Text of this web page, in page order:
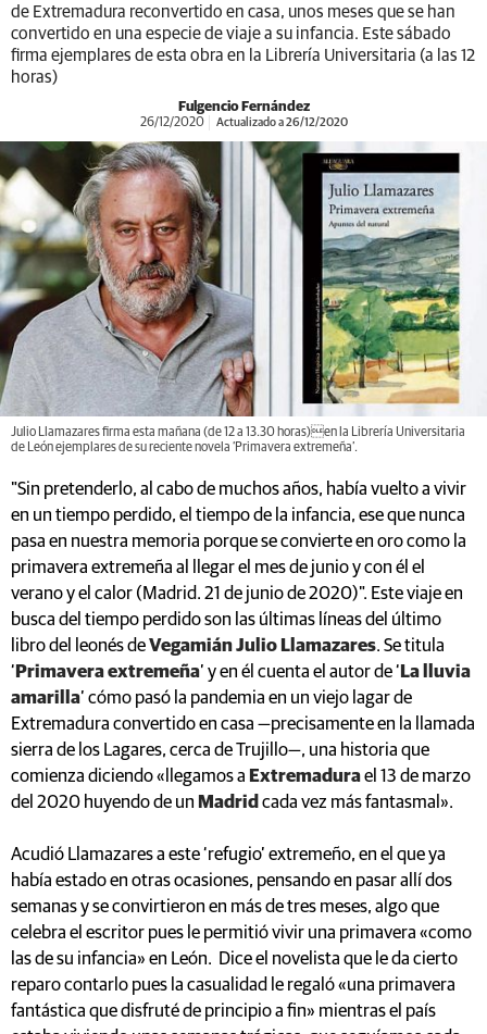
de Extremadura reconvertido en casa, unos meses que se han
convertido en una especie de viaje a su infancia. Este sábado
firma ejemplares de esta obra en la Librería Universitaria (a las 12
horas)
Fulgencio Fernández
26/12/2020 Actualizado a 26/12/2020
Julio Llamazares firma esta mañana (de 12 a 13.30 horas)en la Librería Universitaria
de León ejemplares de su reciente novela ‘Primavera extremeña’.
"Sin pretenderlo, al cabo de muchos años, había vuelto a vivir
en un tiempo perdido, el tiempo de la infancia, ese que nunca
pasa en nuestra memoria porque se convierte en oro como la
primavera extremeña al llegar el mes de junio y con él el
verano y el calor (Madrid. 21 de junio de 2020)". Este viaje en
busca del tiempo perdido son las últimas líneas del último
libro del leonés deVegamián Julio Llamazares. Se titula
‘ Primavera extremeña’ y en él cuenta el autor de ‘ La lluvia
amarilla’ cómo pasó la pandemia en un viejo lagar de
Extremadura convertido en casa —precisamente en la llamada
sierra de los Lagares, cerca de Trujillo—, una historia que
comienza diciendo «llegamos a Extremadurael 13 de marzo
del 2020 huyendo de un Madrid cada vez más fantasmal».
Acudió Llamazares a este ‘refugio’ extremeño, en el que ya
había estado en otras ocasiones, pensando en pasar allí dos
semanas y se convirtieron en más de tres meses, algo que
celebra el escritor pues le permitió vivir una primavera «como
las de su infancia» en León. Dice el novelista que le da cierto
reparo contarlo pues la casualidad le regaló «una primavera
fantástica que disfruté de principio a fin» mientras el país